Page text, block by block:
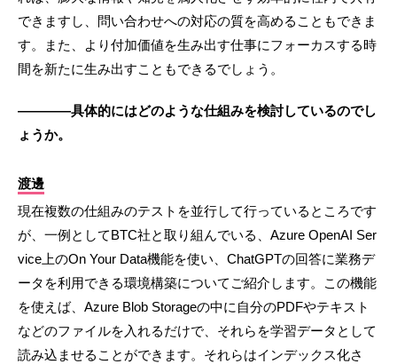
できますし、問い合わせへの対応の質を高めることもできま
す。また、より付加価値を生み出す仕事にフォーカスする時
間を新たに生み出すこともできるでしょう。
————具体的にはどのような仕組みを検討しているのでし
ょうか。
渡邊
現在複数の仕組みのテストを並行して行っているところです
が、一例としてBTC社と取り組んでいる、Azure OpenAI Ser
vice上のOn Your Data機能を使い、ChatGPTの回答に業務デ
ータを利用できる環境構築についてご紹介します。この機能
を使えば、Azure Blob Storageの中に自分のPDFやテキスト
などのファイルを入れるだけで、それらを学習データとして
読み込ませることができます。それらはインデックス化さ